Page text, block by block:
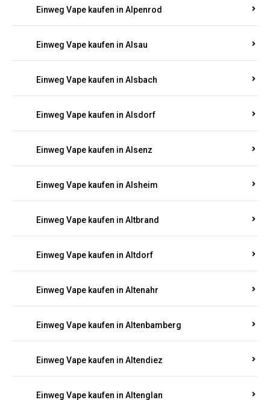
Einweg Vape kaufen in Alpenrod
Einweg Vape kaufen in Alsau
Einweg Vape kaufen in Alsbach
Einweg Vape kaufen in Alsdorf
Einweg Vape kaufen in Alsenz
Einweg Vape kaufen in Alsheim
Einweg Vape kaufen in Altbrand
Einweg Vape kaufen in Altdorf
Einweg Vape kaufen in Altenahr
Einweg Vape kaufen in Altenbamberg
Einweg Vape kaufen in Altendiez
Einweg Vape kaufen in Altenglan